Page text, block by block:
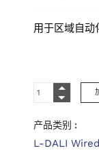
用于区域自动
产品类别 :
L-DALI Wired